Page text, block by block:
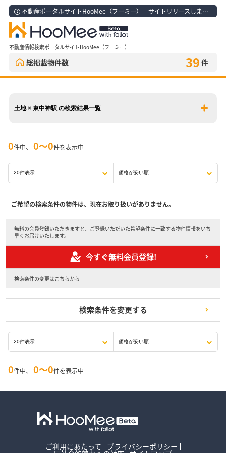
不動産ポータルサイトHooMee（フーミー） サイトリリースしました！
不動産情報検索ポータルサイトHooMee（フーミー）
総掲載物件数 39 件
土地 × 東中神駅 の検索結果一覧
0件中、 0〜0件を表示中
ご希望の検索条件の物件は、現在お取り扱いがありません。
無料の会員登録いただきますと、ご登録いただいた希望条件に一致する物件情報をいち
早くお届けいたします。
今すぐ無料会員登録!
検索条件の変更はこちらから
検索条件を変更する
0件中、 0〜0件を表示中
ご利用にあたって プライバシーポリシー